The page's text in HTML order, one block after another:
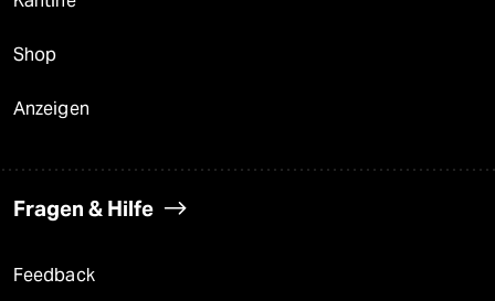
Shop
Anzeigen
Fragen & Hilfe
Feedback